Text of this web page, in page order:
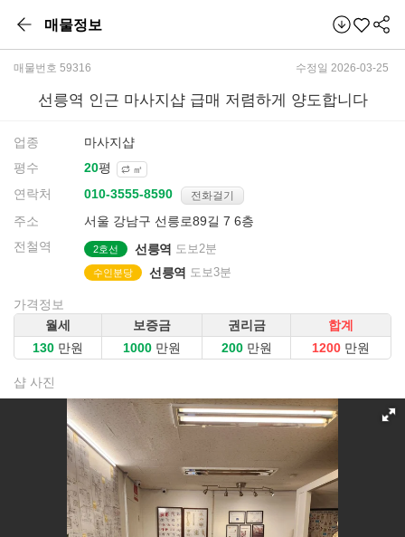
매물정보
매물번호 59316 수정일 2026-03-25
선릉역 인근 마사지샵 급매 저렴하게 양도합니다
업종
마사지샵
평수
평 ㎡
연락처 전화걸기
주소
서울 강남구 선릉로89길 7 6층
전철역
2호선 선릉역 도보2분
수인분당 선릉역 도보3분
가격정보
월세
보증금 권리금
합계
만원
만원 만원 만원
샵 사진